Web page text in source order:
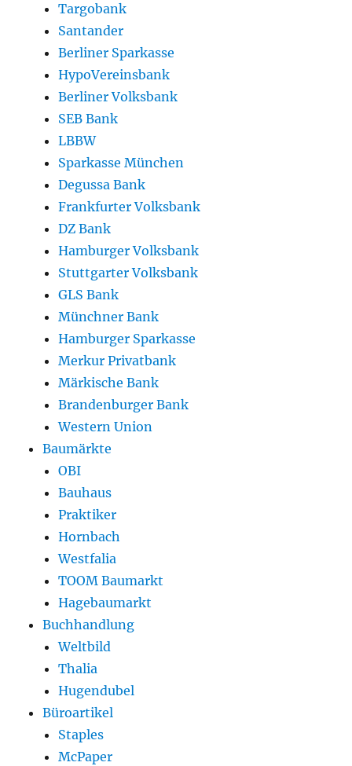
Targobank
Santander
Berliner Sparkasse
HypoVereinsbank
Berliner Volksbank
SEB Bank
LBBW
Sparkasse München
Degussa Bank
Frankfurter Volksbank
DZ Bank
Hamburger Volksbank
Stuttgarter Volksbank
GLS Bank
Münchner Bank
Hamburger Sparkasse
Merkur Privatbank
Märkische Bank
Brandenburger Bank
Western Union
Baumärkte
OBI
Bauhaus
Praktiker
Hornbach
Westfalia
TOOM Baumarkt
Hagebaumarkt
Buchhandlung
Weltbild
Thalia
Hugendubel
Büroartikel
Staples
McPaper